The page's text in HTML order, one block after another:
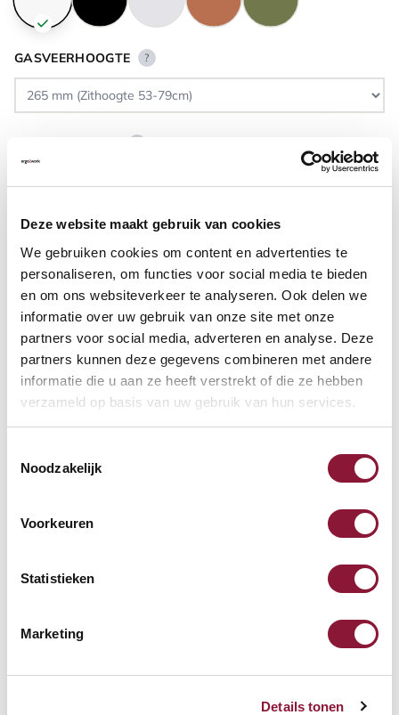
Deze website maakt gebruik van cookies
We gebruiken cookies om content en advertenties te
personaliseren, om functies voor social media te bieden
en om ons websiteverkeer te analyseren. Ook delen we
informatie over uw gebruik van onze site met onze
partners voor social media, adverteren en analyse. Deze
partners kunnen deze gegevens combineren met andere
informatie die u aan ze heeft verstrekt of die ze hebben
verzameld op basis van uw gebruik van hun services.
Noodzakelijk
Voorkeuren
Statistieken
Marketing
Details tonen
GASVEERHOOGTE ?
VOETENRING ?
VOETENSTER IN GEPOLIJST ALUMINIUM ?
Beschikbaar
Levertijd: 3-6 weken
Opzoek naar een offerte op maat? Maak je werkplek compleet